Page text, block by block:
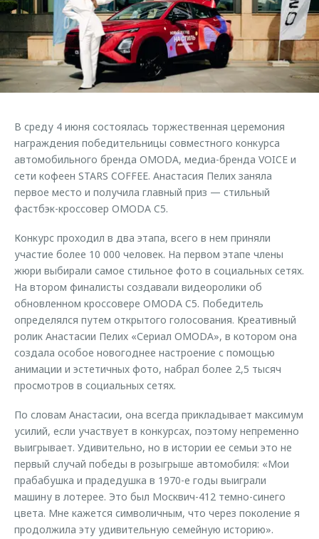
Страхование
Кредитный калькулятор
Аксессуары
Одежда и сувениры
Запчасти
Трейд-ин
Калькулятор трейд-ин
Руководства по эксплуатации
Клиентская поддержка
O&J Автоклуб
Клуб владельцев OMODA
Аксессуары
Одежда и сувениры
Оригинальные аксессуары
Запчасти
Обратная связь
В среду 4 июня состоялась торжественная церемония
награждения победительницы совместного конкурса
автомобильного бренда OMODA, медиа-бренда VOICE и
сети кофеен STARS COFFEE. Анастасия Пелих заняла
первое место и получила главный приз — стильный
фастбэк-кроссовер OMODA C5.
Конкурс проходил в два этапа, всего в нем приняли
участие более 10 000 человек. На первом этапе члены
жюри выбирали самое стильное фото в социальных сетях.
На втором финалисты создавали видеоролики об
обновленном кроссовере OMODA C5. Победитель
определялся путем открытого голосования. Креативный
ролик Анастасии Пелих «Сериал OMODA», в котором она
создала особое новогоднее настроение с помощью
анимации и эстетичных фото, набрал более 2,5 тысяч
просмотров в социальных сетях.
По словам Анастасии, она всегда прикладывает максимум
усилий, если участвует в конкурсах, поэтому непременно
выигрывает. Удивительно, но в истории ее семьи это не
первый случай победы в розыгрыше автомобиля: «Мои
прабабушка и прадедушка в 1970-е годы выиграли
машину в лотерее. Это был Москвич-412 темно-синего
цвета. Мне кажется символичным, что через поколение я
продолжила эту удивительную семейную историю».